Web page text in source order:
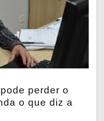
perder o
o que diz a